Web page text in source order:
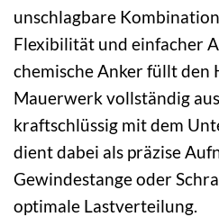
unschlagbare
Flexibilität und einfacher
chemische Anker füllt den
Mauerwerk vollständig
kraftschlüssig mit dem
dient dabei als präzise
Gewindestange oder
optimale Lastverteilung.